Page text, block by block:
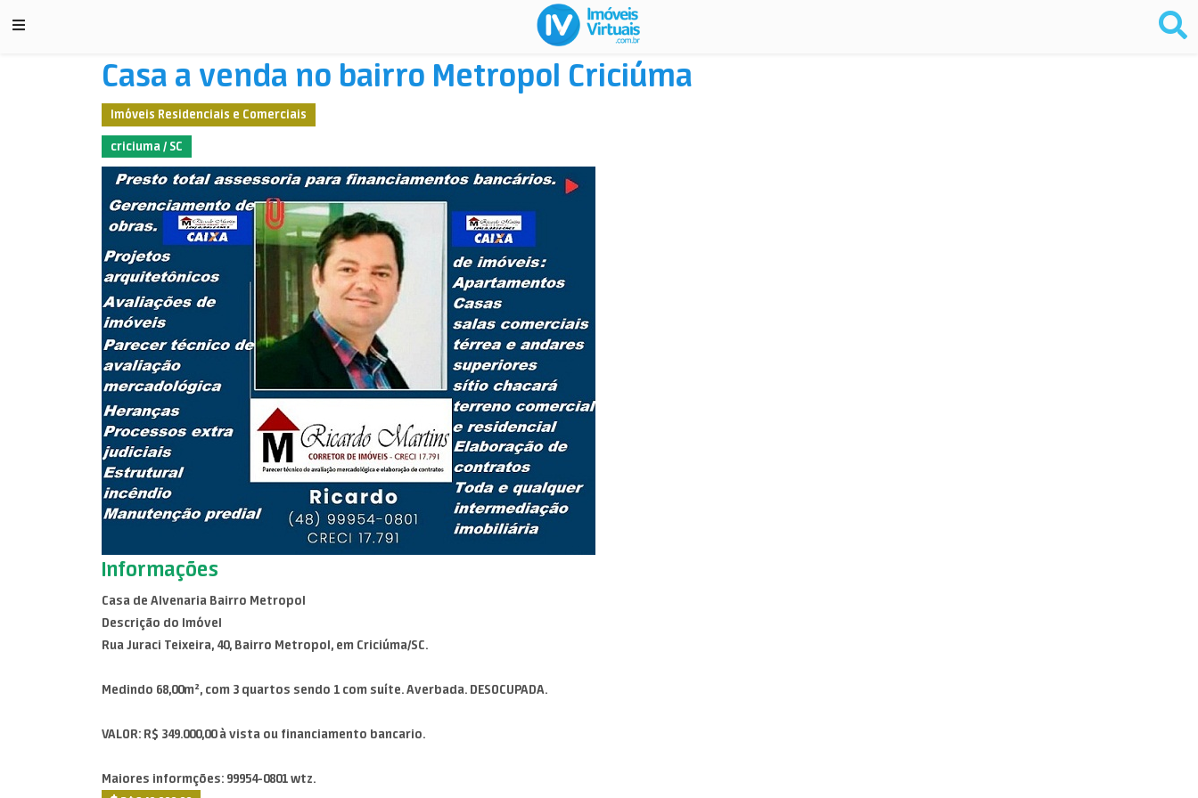
Casa a venda no bairro Metropol Criciúma
Imóveis Residenciais e Comerciais
criciuma / SC
Informações
Casa de Alvenaria Bairro Metropol
Descrição do Imóvel
Rua Juraci Teixeira, 40, Bairro Metropol, em Criciúma/SC.
Medindo 68,00m², com 3 quartos sendo 1 com suíte. Averbada. DESOCUPADA.
VALOR: R$ 349.000,00 à vista ou financiamento bancario.
Maiores informções: 99954-0801 wtz.